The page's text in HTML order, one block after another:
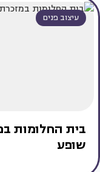
עיצוב פנים
בית החלומות
שופע